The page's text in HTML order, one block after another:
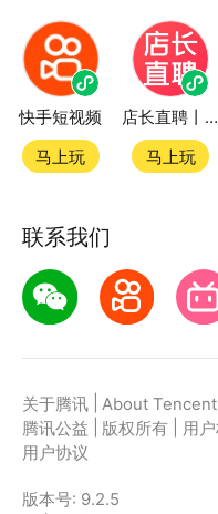
快手短视频
马上玩
店长直聘丨求职招聘找工作
马上玩
联系我们
关于腾讯 About Tencent
腾讯公益
版权所有 用
用户协议
版本号: 9.2.5